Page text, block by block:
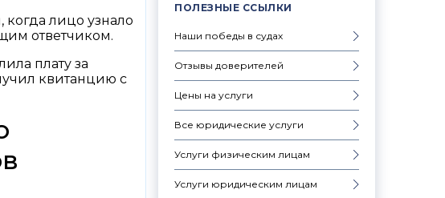
ПОЛЕЗНЫЕ ССЫЛКИ
Наши победы в судах
Отзывы доверителей
Цены на услуги
Все юридические услуги
Услуги физическим лицам
Услуги юридическим лицам
когда лицо узнало
ответчиком.
плату за
квитанцию с